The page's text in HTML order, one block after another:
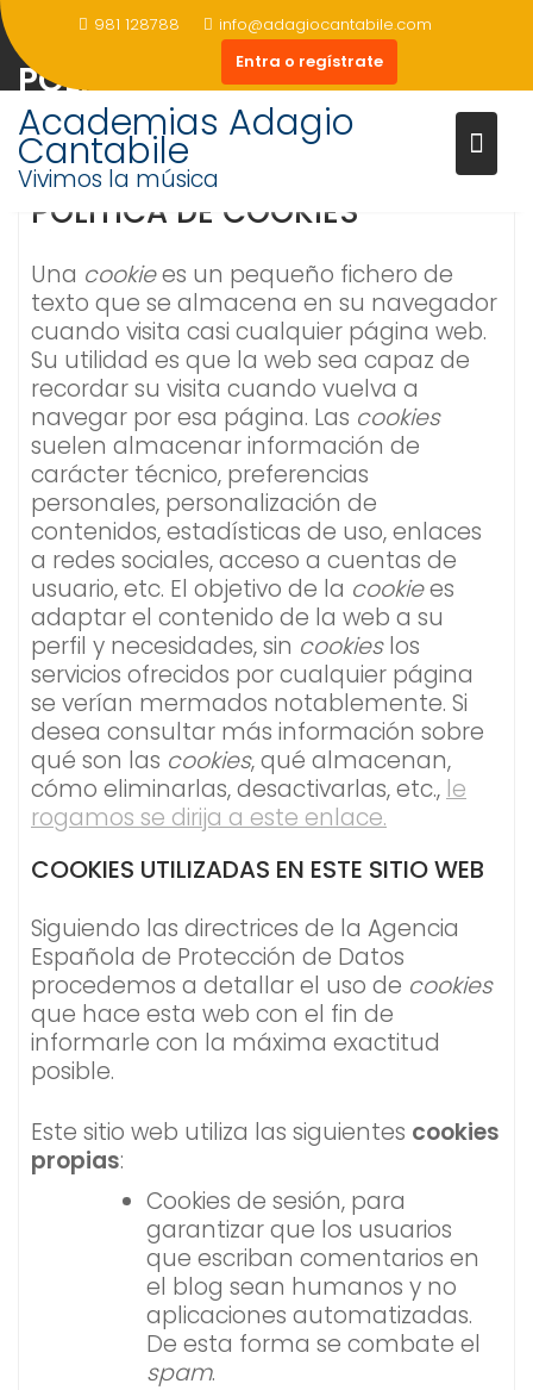
Saltar
al
contenido
981 128788
info@adagiocantabile.com
Entra o regístrate
Academias Adagio
Cantabile
Vivimos la música
POLÍTICA DE COOKIES
POLÍTICA DE COOKIES
Una cookiees un pequeño fichero de
texto que se almacena en su navegador
cuando visita casi cualquier página web.
Su utilidad es que la web sea capaz de
recordar su visita cuando vuelva a
navegar por esa página. Las cookies
suelen almacenar información de
carácter técnico, preferencias
personales, personalización de
contenidos, estadísticas de uso, enlaces
a redes sociales, acceso a cuentas de
usuario, etc. El objetivo de la cookiees
adaptar el contenido de la web a su
perfil y necesidades, sin cookieslos
servicios ofrecidos por cualquier página
se verían mermados notablemente. Si
desea consultar más información sobre
qué son las cookies, qué almacenan,
cómo eliminarlas, desactivarlas, etc., le
rogamos se dirija a este enlace.
COOKIES UTILIZADAS EN ESTE SITIO WEB
Siguiendo las directrices de la Agencia
Española de Protección de Datos
procedemos a detallar el uso de cookies
que hace esta web con el fin de
informarle con la máxima exactitud
posible.
Este sitio web utiliza las siguientes cookies
propias:
Cookies de sesión, para
garantizar que los usuarios
que escriban comentarios en
el blog sean humanos y no
aplicaciones automatizadas.
De esta forma se combate el
spam.